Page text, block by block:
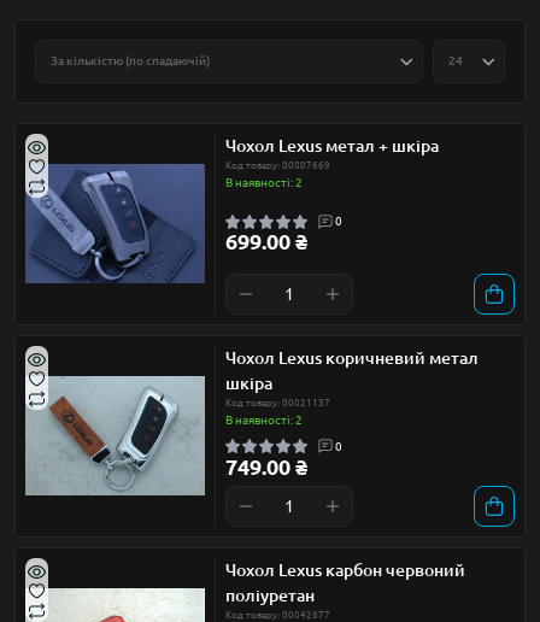
Чохол Lexus метал + шкіра
Код товару: 00007669
В наявності: 2
0
699.00 ₴
Чохол Lexus коричневий метал
шкіра
Код товару: 00021137
В наявності: 2
0
749.00 ₴
Чохол Lexus карбон червоний
поліуретан
Код товару: 00042677